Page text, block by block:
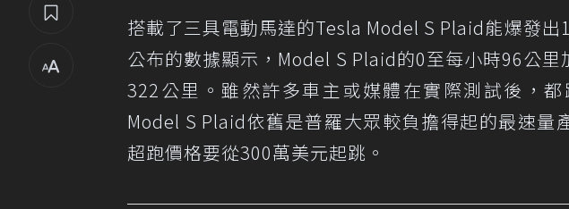
搭載了三具電動馬達的Tesla Model S Plaid能爆發
公布的數據顯示，Model S Plaid的0至每小時96公
322公里。雖然許多車主或媒體在實際測試後，
Model S Plaid依舊是普羅大眾較負擔得起的最速量
超跑價格要從300萬美元起跳。